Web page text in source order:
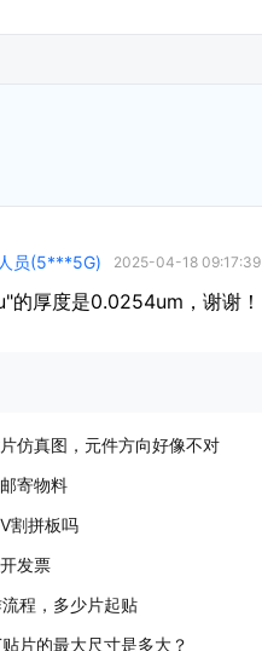
员(5***5G) 2025-04-18 09:17:39
的厚度是0.0254um，谢谢！
仿真图，元件方向好像不对
寄物料
割拼板吗
发票
程，多少片起贴
片的最大尺寸是多大？